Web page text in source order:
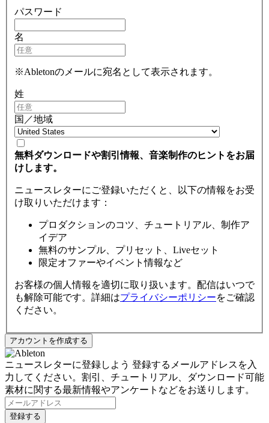
パスワード
名
※Abletonのメールに宛名として表示されます。
姓
国／地域
無料ダウンロードや割引情報、音楽制作のヒントをお届
けします。
ニュースレターにご登録いただくと、以下の情報をお受
け取りいただけます：
プロダクションのコツ、チュートリアル、制作ア
イデア
無料のサンプル、プリセット、Liveセット
限定オファーやイベント情報など
お客様の個人情報を適切に取り扱います。配信はいつで
も解除可能です。詳細はプライバシーポリシーをご確認
ください。
ニュースレターに登録しよう 登録するメールアドレスを入
力してください。割引、チュートリアル、ダウンロード可能
素材に関する最新情報やアンケートなどをお送りします。